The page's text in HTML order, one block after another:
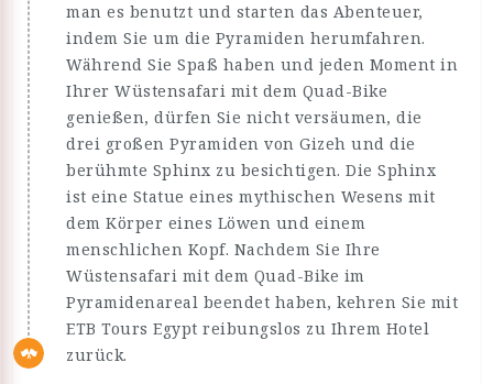
man es benutzt und starten das Abenteuer,
indem Sie um die Pyramiden herumfahren.
Während Sie Spaß haben und jeden Moment in
Ihrer Wüstensafari mit dem Quad-Bike
genießen, dürfen Sie nicht versäumen, die
drei großen Pyramiden von Gizeh und die
berühmte Sphinx zu besichtigen. Die Sphinx
ist eine Statue eines mythischen Wesens mit
dem Körper eines Löwen und einem
menschlichen Kopf. Nachdem Sie Ihre
Wüstensafari mit dem Quad-Bike im
Pyramidenareal beendet haben, kehren Sie mit
ETB Tours Egypt reibungslos zu Ihrem Hotel
zurück.